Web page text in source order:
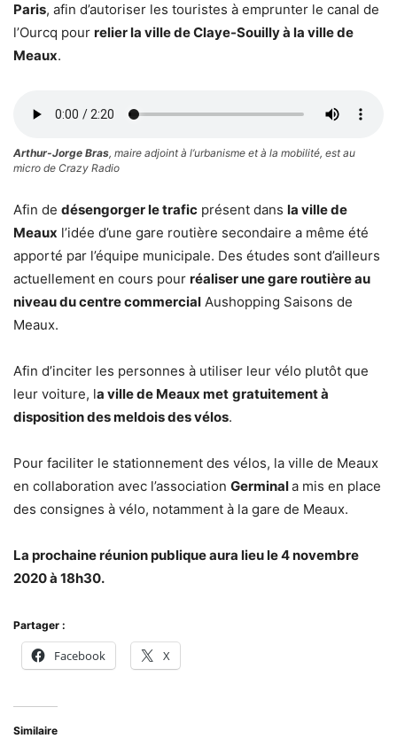
Paris, afin d’autoriser les touristes à emprunter le canal de
l’Ourcq pour relier la ville de Claye-Souilly à la ville de
Meaux.
Arthur-Jorge Bras, maire adjoint à l’urbanisme et à la mobilité, est au
micro de Crazy Radio
Afin de désengorger le trafic présent dans la ville de
Meaux l’idée d’une gare routière secondaire a même été
apporté par l’équipe municipale. Des études sont d’ailleurs
actuellement en cours pour réaliser une gare routière au
niveau du centre commercial Aushopping Saisons de
Meaux.
Afin d’inciter les personnes à utiliser leur vélo plutôt que
leur voiture, la ville de Meaux met gratuitement à
disposition des meldois des vélos.
Pour faciliter le stationnement des vélos, la ville de Meaux
en collaboration avec l’association Germinala mis en place
des consignes à vélo, notamment à la gare de Meaux.
La prochaine réunion publique aura lieu le 4 novembre
2020 à 18h30.
Partager :
Facebook X
Similaire